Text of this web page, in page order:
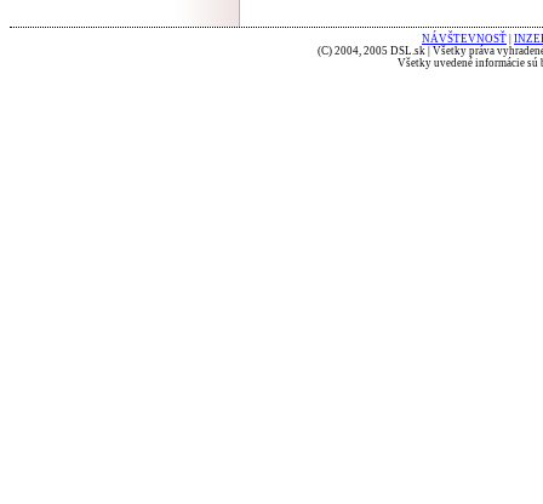
NÁVŠTEVNOSŤ
(C) 2004, 2005 DSL.sk | Všetky práva
Všetky uvedené informácie sú